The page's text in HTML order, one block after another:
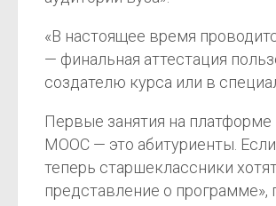
«В настоящее время
— финальная аттестация
создателю курса или в
Первые занятия на платформе
MOOC — это абитуриенты.
теперь старшеклассники
представление о